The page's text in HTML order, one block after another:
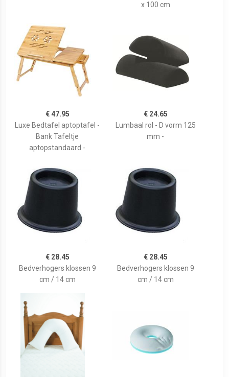
x 100 cm
€ 47.95
Luxe Bedtafel aptoptafel -
Bank Tafeltje
aptopstandaard -
€ 24.65
Lumbaal rol - D vorm 125
mm -
€ 28.45
Bedverhogers klossen 9
cm / 14 cm
€ 28.45
Bedverhogers klossen 9
cm / 14 cm